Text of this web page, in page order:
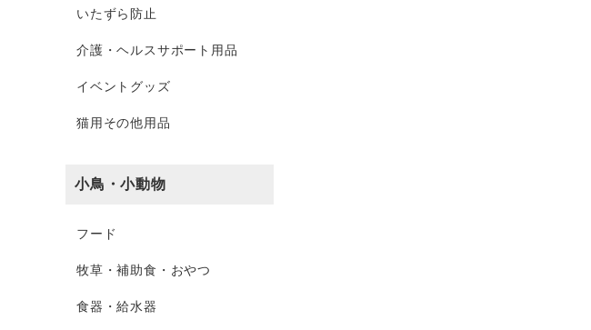
いたずら防止
介護・ヘルスサポート用品
イベントグッズ
猫用その他用品
小鳥・小動物
フード
牧草・補助食・おやつ
食器・給水器